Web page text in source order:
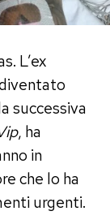
due mesi
gli stessi
alcun
L’ex
successiva
, ha
in
che lo ha
urgenti.